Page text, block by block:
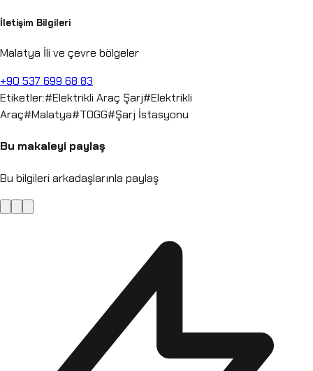
İletişim Bilgileri
Malatya İli ve çevre bölgeler
+90 537 699 68 83
Etiketler:#Elektrikli Araç Şarj#Elektrikli
Araç#Malatya#TOGG#Şarj İstasyonu
Bu makaleyi paylaş
Bu bilgileri arkadaşlarınla paylaş